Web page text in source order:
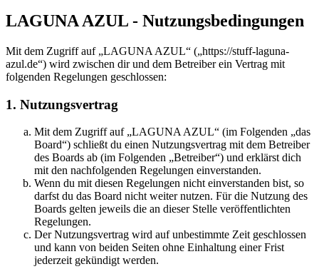
LAGUNA AZUL - Nutzungsbedingungen
Mit dem Zugriff auf „LAGUNA AZUL“ („https://stuff-laguna-
azul.de“) wird zwischen dir und dem Betreiber ein Vertrag mit
folgenden Regelungen geschlossen:
1. Nutzungsvertrag
Mit dem Zugriff auf „LAGUNA AZUL“ (im Folgenden „das
Board“) schließt du einen Nutzungsvertrag mit dem Betreiber
des Boards ab (im Folgenden „Betreiber“) und erklärst dich
mit den nachfolgenden Regelungen einverstanden.
Wenn du mit diesen Regelungen nicht einverstanden bist, so
darfst du das Board nicht weiter nutzen. Für die Nutzung des
Boards gelten jeweils die an dieser Stelle veröffentlichten
Regelungen.
Der Nutzungsvertrag wird auf unbestimmte Zeit geschlossen
und kann von beiden Seiten ohne Einhaltung einer Frist
jederzeit gekündigt werden.